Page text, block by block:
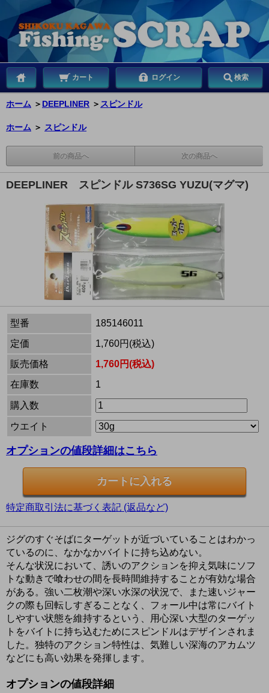
カート ログイン 検索
ホーム ＞ DEEPLINER ＞ スピンドル
ホーム ＞ スピンドル
前の商品へ 次の商品へ
DEEPLINER スピンドル S736SG YUZU(マグマ)
型番
185146011
定価
1,760円(税込)
販売価格
1,760円(税込)
在庫数
1
購入数
ウエイト
オプションの値段詳細はこちら
特定商取引法に基づく表記 (返品など)
ジグのすぐそばにターゲットが近づいていることはわかっ
ているのに、なかなかバイトに持ち込めない。
そんな状況において、誘いのアクションを抑え気味にソフ
トな動きで喰わせの間を長時間維持することが有効な場合
がある。強い二枚潮や深い水深の状況で、また速いジャー
クの際も回転しすぎることなく、フォール中は常にバイト
しやすい状態を維持するという、用心深い大型のターゲッ
トをバイトに持ち込むためにスピンドルはデザインされま
した。独特のアクション特性は、気難しい深海のアカムツ
などにも高い効果を発揮します。
オプションの値段詳細